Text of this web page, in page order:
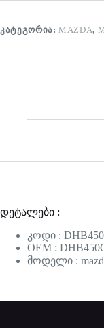
ᲙᲐᲢᲔᲒᲝᲠᲘᲐ:MAZDA,
დეტალები :
კოდი :
OEM :
მოდელი :